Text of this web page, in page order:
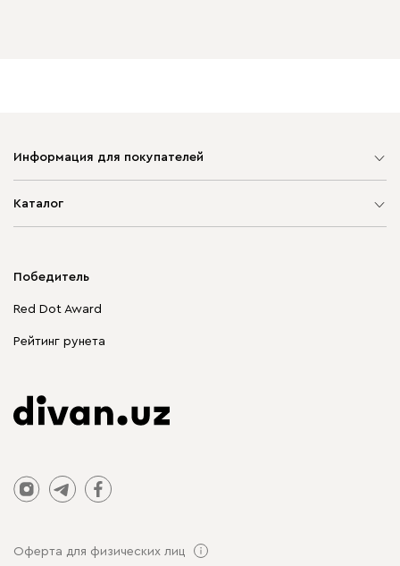
Информация для покупателей
Каталог
Корпусная мебель
Столы и стулья
Победитель
Red Dot Award
Рейтинг рунета
Оферта для физических лиц